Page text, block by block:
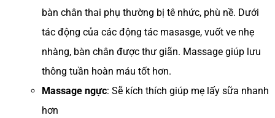
bàn chân thai phụ thường bị tê nhức, phù nề. Dưới
tác động của các động tác masasge, vuốt ve nhẹ
nhàng, bàn chân được thư giãn. Massage giúp lưu
thông tuần hoàn máu tốt hơn.
Massage ngực: Sẽ kích thích giúp mẹ lấy sữa nhanh
hơn